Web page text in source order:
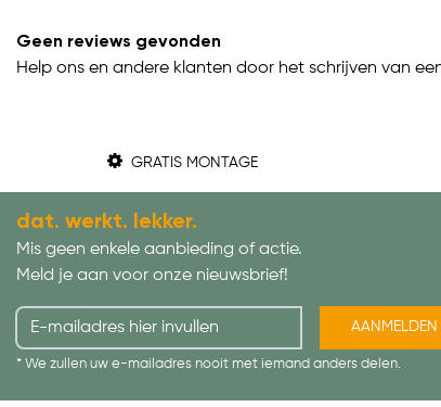
Geen reviews gevonden
Help ons en andere klanten door het schrijven van
GRATIS MONTAGE
dat. werkt. lekker.
Mis geen enkele aanbieding of actie.
Meld je aan voor onze nieuwsbrief!
AANMELDEN
* We zullen uw e-mailadres nooit met iemand anders delen.